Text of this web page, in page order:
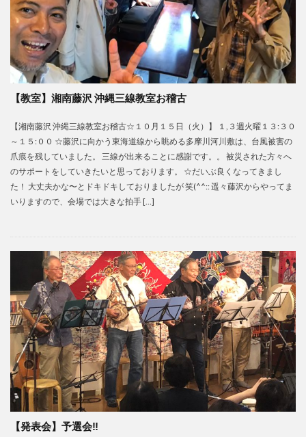
【教室】湘南藤沢 沖縄三線教室お稽古
【湘南藤沢 沖縄三線教室お稽古☆１０月１５日（火）】 １,３週火曜１３:３０
～１５:００ ☆藤沢に向かう東海道線から眺める多摩川河川敷は、台風被害の
爪痕を残していました。 三線が出来ることに感謝です。。 被災された方々へ
のサポートをしていきたいと思っております。 ☆だいぶ良くなってきまし
た！ 大丈夫かな〜とドキドキしておりましたが 笑(^^:: 遥々藤沢からやってま
いりますので、会場では大きな拍手 […]
【発表会】予選会‼️